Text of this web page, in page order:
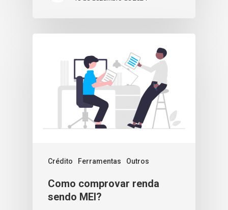
Crédito Ferramentas Outros
Como comprovar renda
sendo MEI?